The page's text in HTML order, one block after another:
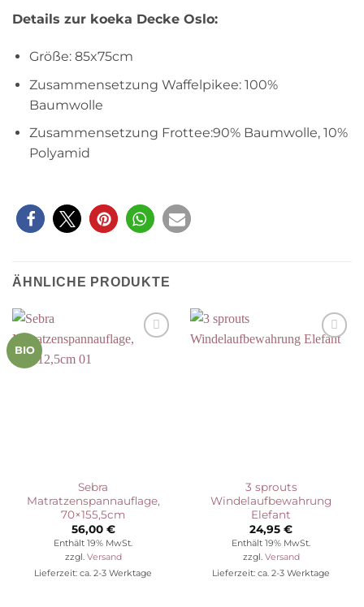
Details zur koeka Decke Oslo:
Größe: 85x75cm
Zusammensetzung Waffelpikee: 100%
Baumwolle
Zusammensetzung Frottee:90% Baumwolle, 10%
Polyamid
ÄHNLICHE PRODUKTE
BIO
Auf die
Sebra
Matratzenspannauflage,
70×155,5cm
56,00 €
Enthält 19% MwSt.
zzgl. Versand
Lieferzeit: ca. 2-3 Werktage
Auf die
3 sprouts
Windelaufbewahrung
Elefant
24,95 €
Enthält 19% MwSt.
zzgl. Versand
Lieferzeit: ca. 2-3 Werktage